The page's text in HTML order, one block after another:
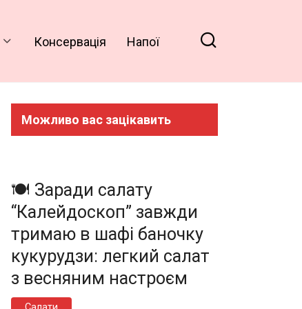
Консервація Напої
Можливо вас зацікавить
🍽️ Заради салату
“Калейдоскоп” завжди
тримаю в шафі баночку
кукурудзи: легкий салат
з весняним настроєм